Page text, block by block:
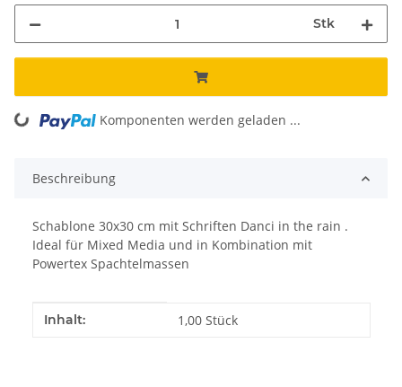
Stk
Loading... Komponenten werden geladen ...
Beschreibung
Schablone 30x30 cm mit Schriften Danci in the rain .
Ideal für Mixed Media und in Kombination mit
Powertex Spachtelmassen
Produkteigenschaft
Wert
Inhalt: 1,00 Stück